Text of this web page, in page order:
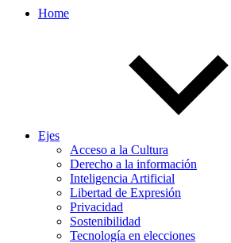
Home
Ejes
Acceso a la Cultura
Derecho a la información
Inteligencia Artificial
Libertad de Expresión
Privacidad
Sostenibilidad
Tecnología en elecciones